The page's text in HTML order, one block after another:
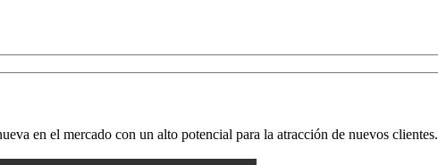
en el mercado con un alto potencial para la atracción de nuevos clientes.